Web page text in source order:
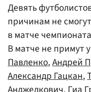
Девять
причинам не
в матче
В матче не примут
Павленко,Андрей
Александр Гацкан,